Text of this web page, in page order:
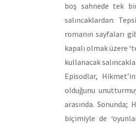
boş sahnede tek
salıncaklardan:
romanın sayfaları
kapalı olmak üzere
kullanacak
Episodlar,
olduğunu
arasında. Sonunda;
biçimiyle de